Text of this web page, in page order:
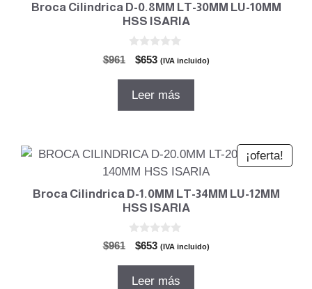
Broca Cilindrica D-0.8MM LT-30MM LU-10MM
HSS ISARIA
$961
El
original
$653El
actual
(IVA incluido)
Leer más
¡oferta!
Broca Cilindrica D-1.0MM LT-34MM LU-12MM
HSS ISARIA
$961
El
original
$653El
actual
(IVA incluido)
Leer más